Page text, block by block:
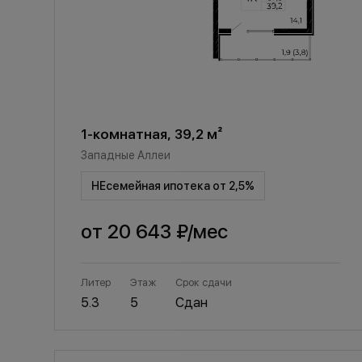
1-комнатная, 39,2 м²
Западные Аллеи
НЕсемейная ипотека от 2,5%
от 20 643 ₽/мес
Литер
5.3
Этаж
5
Срок сдачи
Сдан